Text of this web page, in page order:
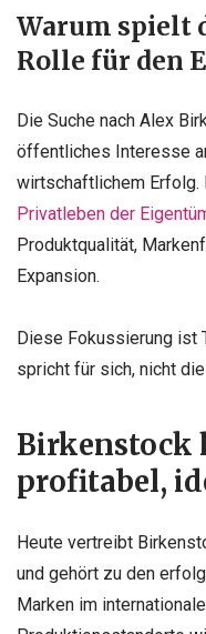
Warum spielt
Rolle für den
Die Suche nach Alex
öffentliches Interesse
wirtschaftlichem Erfolg.
Privatleben der
Produktqualität,
Expansion.
Diese Fokussierung ist
spricht für sich, nicht
Birkenstock
profitabel,
Heute vertreibt
und gehört zu den
Marken im